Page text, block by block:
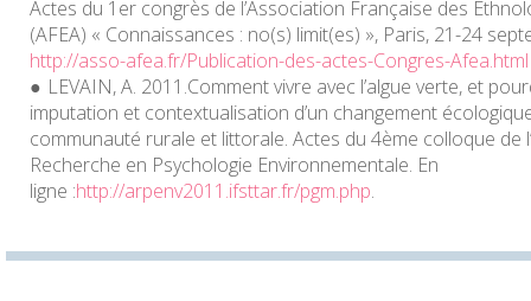
Actes du 1er congrès de l’Association Française des
(AFEA) « Connaissances : no(s) limit(es) », Paris, 21-24
http://asso-afea.fr/Publication-des-actes-Congres-Afea.html
LEVAIN, A. 2011.Comment vivre avec l’algue verte, et
imputation et contextualisation d’un changement
communauté rurale et littorale. Actes du 4ème colloque de
Recherche en Psychologie Environnementale. En
ligne :http://arpenv2011.ifsttar.fr/pgm.php.